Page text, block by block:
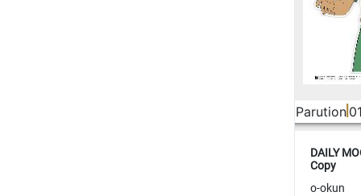
Parution
DAILY
Copy
o-okun